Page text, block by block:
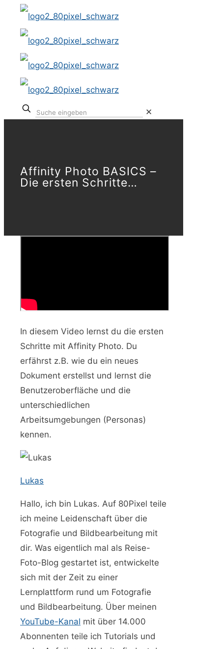
✕
Affinity Photo BASICS –
Die ersten Schritte…
In diesem Video lernst du die ersten
Schritte mit Affinity Photo. Du
erfährst z.B. wie du ein neues
Dokument erstellst und lernst die
Benutzeroberfläche und die
unterschiedlichen
Arbeitsumgebungen (Personas)
kennen.
Lukas
Hallo, ich bin Lukas. Auf 80Pixel teile
ich meine Leidenschaft über die
Fotografie und Bildbearbeitung mit
dir. Was eigentlich mal als Reise-
Foto-Blog gestartet ist, entwickelte
sich mit der Zeit zu einer
Lernplattform rund um Fotografie
und Bildbearbeitung. Über meinen
YouTube-Kanal mit über 14.000
Abonnenten teile ich Tutorials und